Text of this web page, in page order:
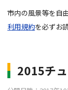
市内の風景等を自
利用規約を必ずお
2015チ